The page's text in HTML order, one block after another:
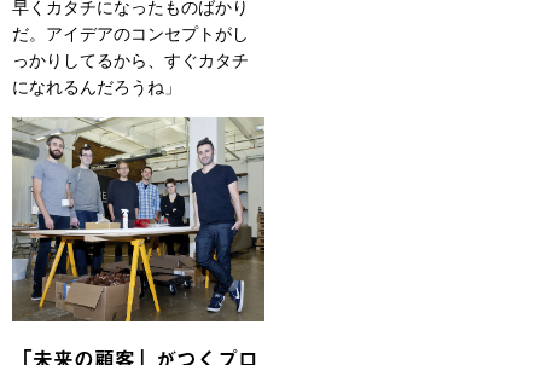
早くカタチになったものばかり
だ。アイデアのコンセプトがし
っかりしてるから、すぐカタチ
になれるんだろうね」